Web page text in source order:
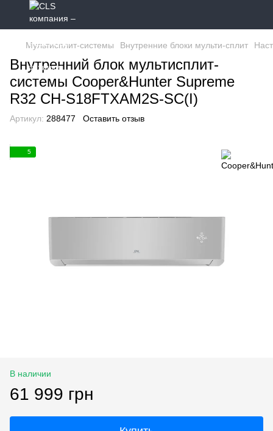
Мультисплит-системы Внутренние блоки мульти-сплит
Внутренний блок мультисплит-
системы Cooper&Hunter Supreme
R32 CH-S18FTXAM2S-SC(I)
Артикул: 288477 Оставить отзыв
5
В наличии
61 999 грн